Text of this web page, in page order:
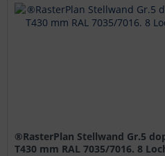
®RasterPlan Stellwand Gr.5
T430 mm RAL 7035/7016. 8